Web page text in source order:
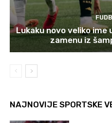
Lukaku novo veliko ime
zamenu iz
NAJNOVIJE SPORTSKE